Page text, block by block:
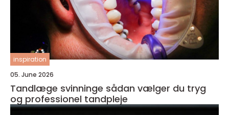
inspiration
05. June 2026
Tandlæge svinninge sådan vælger du tryg
og professionel tandpleje